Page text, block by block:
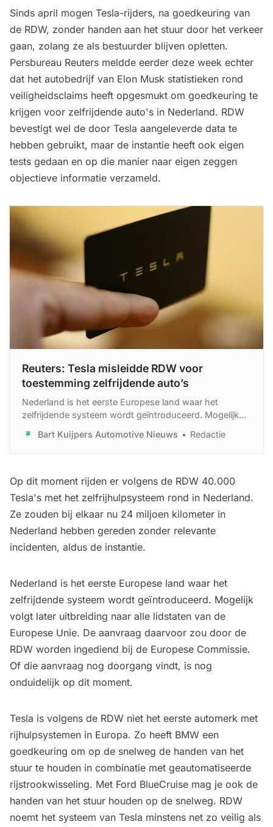
Sinds april mogen Tesla-rijders, na goedkeuring van
de RDW, zonder handen aan het stuur door het verkeer
gaan, zolang ze als bestuurder blijven opletten.
Persbureau Reuters meldde eerder deze week echter
dat het autobedrijf van Elon Musk statistieken rond
veiligheidsclaims heeft opgesmukt om goedkeuring te
krijgen voor zelfrijdende auto's in Nederland. RDW
bevestigt wel de door Tesla aangeleverde data te
hebben gebruikt, maar de instantie heeft ook eigen
tests gedaan en op die manier naar eigen zeggen
objectieve informatie verzameld.
Reuters: Tesla misleidde RDW voor
toestemming zelfrijdende auto’s
Nederland is het eerste Europese land waar het
zelfrijdende systeem wordt geïntroduceerd. Mogelijk
Europese Unie.
Bart Kuijpers Automotive Nieuws Redactie
Op dit moment rijden er volgens de RDW 40.000
Tesla's met het zelfrijhulpsysteem rond in Nederland.
Ze zouden bij elkaar nu 24 miljoen kilometer in
Nederland hebben gereden zonder relevante
incidenten, aldus de instantie.
Nederland is het eerste Europese land waar het
zelfrijdende systeem wordt geïntroduceerd. Mogelijk
volgt later uitbreiding naar alle lidstaten van de
Europese Unie. De aanvraag daarvoor zou door de
RDW worden ingediend bij de Europese Commissie.
Of die aanvraag nog doorgang vindt, is nog
onduidelijk op dit moment.
Tesla is volgens de RDW niet het eerste automerk met
rijhulpsystemen in Europa. Zo heeft BMW een
goedkeuring om op de snelweg de handen van het
stuur te houden in combinatie met geautomatiseerde
rijstrookwisseling. Met Ford BlueCruise mag je ook de
handen van het stuur houden op de snelweg. RDW
noemt het systeem van Tesla minstens net zo veilig als